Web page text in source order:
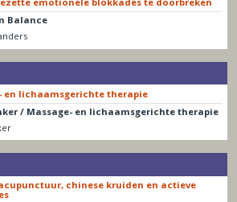
Balance
en lichaamsgerichte therapie
/ Massage- en lichaamsgerichte therapie
chinese kruiden en actieve